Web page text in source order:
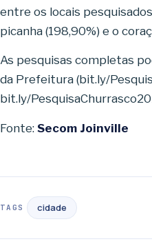
entre os locais
picanha (198,90%) e o
As pesquisas completas
da Prefeitura (bit.ly/
bit.ly/
Fonte: Secom Joinville
TAGS cidade